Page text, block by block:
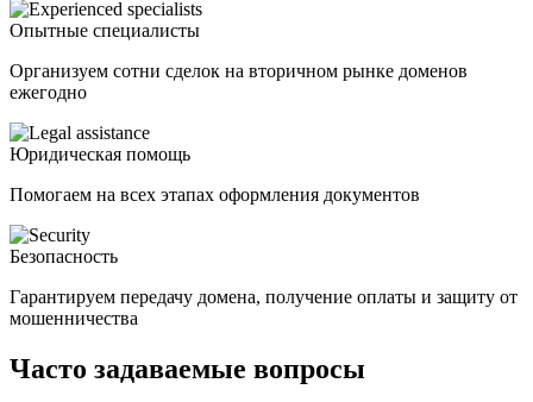
Опытные специалисты
Организуем сотни сделок на вторичном рынке доменов
ежегодно
Юридическая помощь
Помогаем на всех этапах оформления документов
Безопасность
Гарантируем передачу домена, получение оплаты и защиту от
мошенничества
Часто задаваемые вопросы